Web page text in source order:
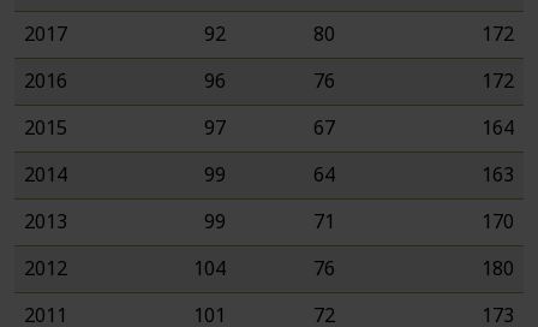
2017
92 80
172
2016
96 76
172
2015
97 67
164
2014
99 64
163
2013
99 71
170
2012
104 76
180
2011
101 72 173